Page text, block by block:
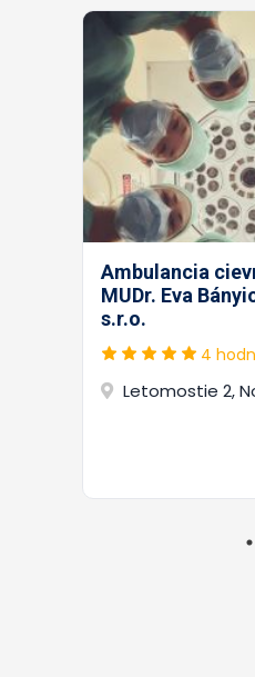
Ambulancia
MUDr. Eva
s.r.o.
4
Letomostie 2,